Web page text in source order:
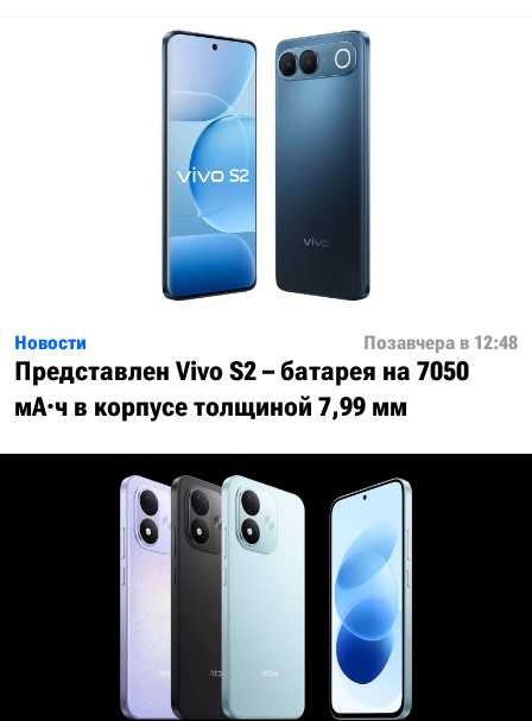
Новости Позавчера в 12:48
Представлен Vivo S2 – батарея на 7050
мА·ч в корпусе толщиной 7,99 мм